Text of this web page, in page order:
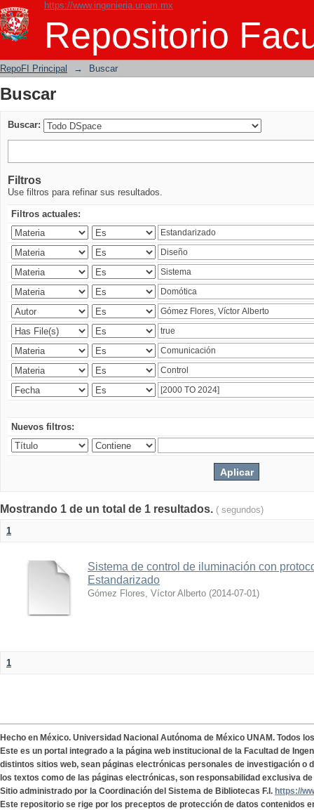
https://www.ingenieria.unam.mx
Repositorio
Buscar
RepoFI Principal → Buscar
Buscar
Buscar:
Filtros
Use filtros para refinar sus resultados.
Filtros actuales:
Nuevos filtros:
Mostrando 1 de un total de 1 resultados. ( segundos)
1
Sistema de control de iluminación con
Estandarizado
Gómez Flores, Víctor Alberto (2014-07-01)
1
Hecho en México. Universidad Nacional Autónoma de México UNAM. Todos
Este es un portal integrado a la página web institucional de la Facultad de
distintos sitios web, sean páginas electrónicas personales de investigación o
los textos como de las páginas electrónicas, son responsabilidad exclusiva
Sitio administrado por la Coordinación del Sistema de Bibliotecas F.I. https://
Este repositorio se rige por los preceptos de protección de datos contenidos